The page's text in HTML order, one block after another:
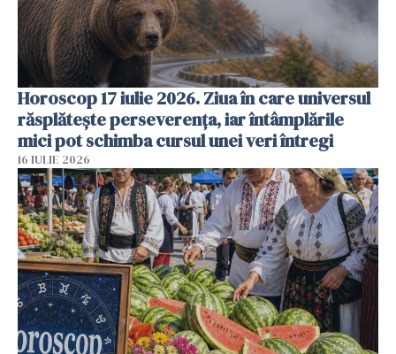
Horoscop 17 iulie 2026. Ziua în care universul
răsplătește perseverența, iar întâmplările
mici pot schimba cursul unei veri întregi
16 IULIE 2026